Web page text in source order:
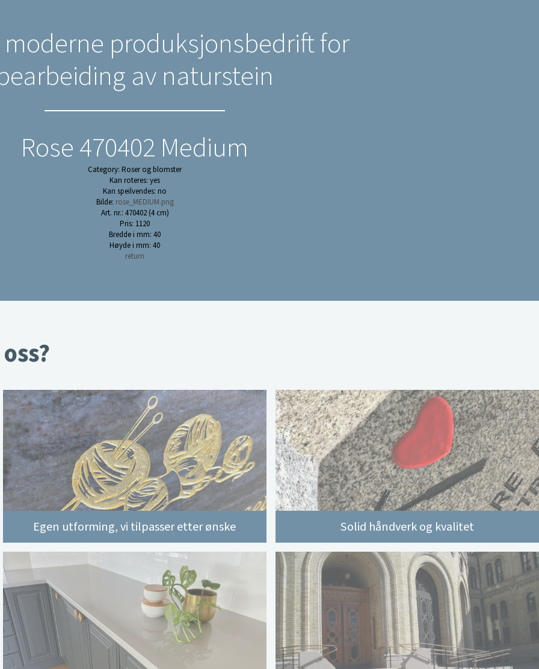
moderne produksjonsbedrift for
av naturstein
Rose 470402 Medium
Category: Roser og blomster
Kan roteres: yes
Kan speilvendes: no
Bilde: rose_MEDIUM.png
Art. nr.: 470402 (4 cm)
Pris: 1120
Bredde i mm: 40
Høyde i mm: 40
return
Egen utforming, vi tilpasser etter ønske Solid håndverk og kvalitet